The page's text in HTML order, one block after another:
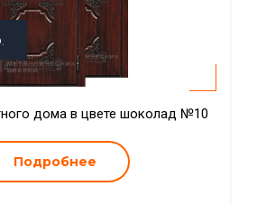
дома в цвете шоколад №10
Подробнее